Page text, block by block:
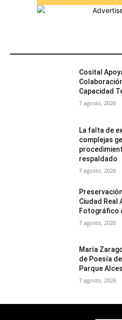
Cosital
Capacidad
7 agosto, 2026
La falta de
complejas
respaldado
7 agosto, 2026
Ciudad Real
Fotográfico
7 agosto, 2026
María
de Poesía
Parque Alces
7 agosto, 2026